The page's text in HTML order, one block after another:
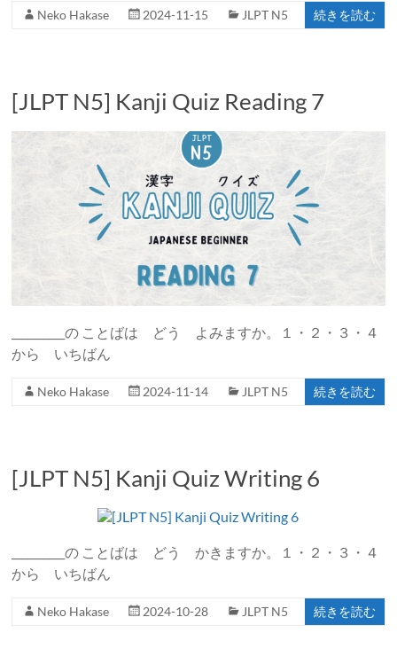
Neko Hakase 2024-11-15 JLPT N5 続きを読む
[JLPT N5] Kanji Quiz Reading 7
__________の ことばは どう よみますか。１・２・３・４
から いちばん
Neko Hakase 2024-11-14 JLPT N5 続きを読む
[JLPT N5] Kanji Quiz Writing 6
__________の ことばは どう かきますか。１・２・３・４
から いちばん
Neko Hakase 2024-10-28 JLPT N5 続きを読む